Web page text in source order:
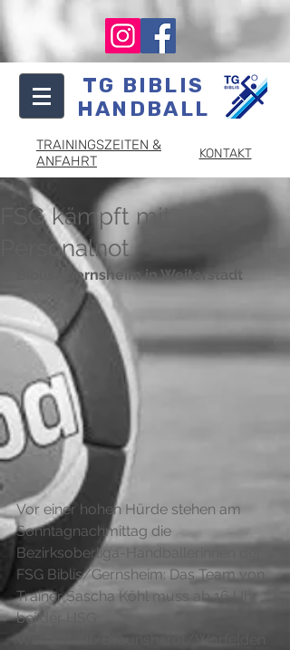
TG BIBLIS
HANDBALL
TRAININGSZEITEN &
ANFAHRT
KONTAKT
FSG kämpft mit
Personalnot
Biblis/Gernsheim in Weiterstadt
Vor einer hohen Hürde stehen am
Sonntagnachmittag die
Bezirksoberliga-Handballerinnen der
FSG Biblis/Gernsheim: Das Team von
Trainer Sascha Köhl muss ab 16 Uhr
bei der HSG
Weiterstadt/Braunshardt/Worfelden